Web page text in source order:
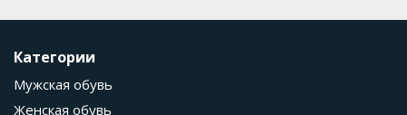
Категории
Мужская обувь
Женская обувь